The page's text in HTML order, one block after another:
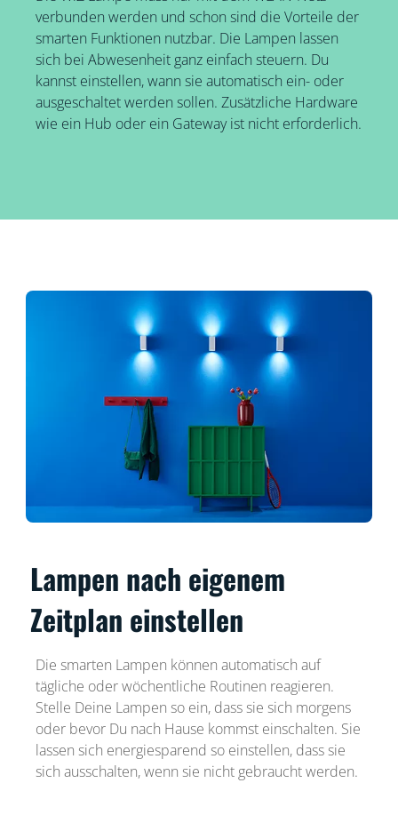
verbunden werden und schon sind die Vorteile der
smarten Funktionen nutzbar. Die Lampen lassen
sich bei Abwesenheit ganz einfach steuern. Du
kannst einstellen, wann sie automatisch ein- oder
ausgeschaltet werden sollen. Zusätzliche Hardware
wie ein Hub oder ein Gateway ist nicht erforderlich.
Lampen nach eigenem
Zeitplan einstellen
Die smarten Lampen können automatisch auf
tägliche oder wöchentliche Routinen reagieren.
Stelle Deine Lampen so ein, dass sie sich morgens
oder bevor Du nach Hause kommst einschalten. Sie
lassen sich energiesparend so einstellen, dass sie
sich ausschalten, wenn sie nicht gebraucht werden.